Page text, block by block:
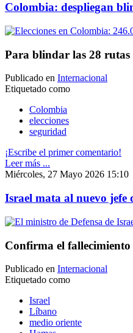
Colombia: despliegan
Para blindar las 28 rutas
Publicado en Internacional
Etiquetado como
Colombia
elecciones
seguridad
¡Escribe el primer comentario!
Leer más ...
Miércoles, 27 Mayo 2026 15:10
Israel mata al nuevo jefe
Confirma el fallecimiento
Publicado en Internacional
Etiquetado como
Israel
Líbano
medio oriente